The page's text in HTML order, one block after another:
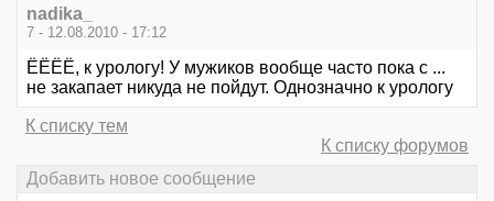
nadika_
7 - 12.08.2010 - 17:12
ЁЁЁЁ, к урологу! У мужиков вообще часто пока с ...
не закапает никуда не пойдут. Однозначно к урологу
К списку тем
К списку форумов
Добавить новое сообщение